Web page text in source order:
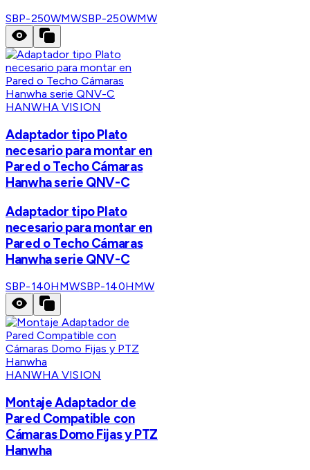
SBP-250WMWSBP-250WMW
HANWHA VISION
Adaptador tipo Plato
necesario para montar en
Pared o Techo Cámaras
Hanwha serie QNV-C
Adaptador tipo Plato
necesario para montar en
Pared o Techo Cámaras
Hanwha serie QNV-C
SBP-140HMWSBP-140HMW
HANWHA VISION
Montaje Adaptador de
Pared Compatible con
Cámaras Domo Fijas y PTZ
Hanwha